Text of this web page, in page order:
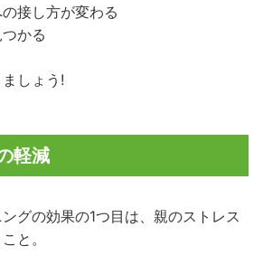
接し方が変わる
かる
しょう!
軽減
グの効果の1つ目は、親のストレス
と。